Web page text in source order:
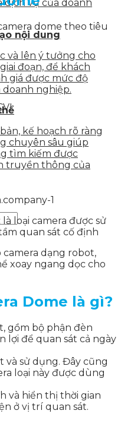
dịch vụ của doanh
nội dung
và lên ý tưởng cho
đoạn, để khách
giá được mức độ
nghiệp.
kế hoạch rõ ràng
chuyên sâu giúp
tìm kiếm được
truyền thông của
dome theo tiêu
: là loại camera được sử
quan sát cố định
camera dạng robot,
xoay ngang dọc cho
Dome là gì?
gồm bộ phận đèn
lợi để quan sát cả ngày
và sử dụng. Đây cũng
loại này được dùng
và hiển thị thời gian
ở vị trí quan sát.